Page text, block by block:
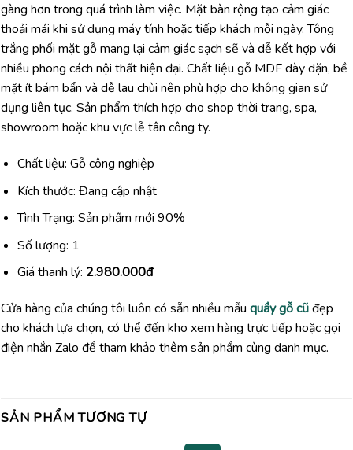
gàng hơn trong quá trình làm việc. Mặt bàn rộng tạo cảm giác
thoải mái khi sử dụng máy tính hoặc tiếp khách mỗi ngày. Tông
trắng phối mặt gỗ mang lại cảm giác sạch sẽ và dễ kết hợp với
nhiều phong cách nội thất hiện đại. Chất liệu gỗ MDF dày dặn, bề
mặt ít bám bẩn và dễ lau chùi nên phù hợp cho không gian sử
dụng liên tục. Sản phẩm thích hợp cho shop thời trang, spa,
showroom hoặc khu vực lễ tân công ty.
Chất liệu: Gỗ công nghiệp
Kích thước: Đang cập nhật
Tình Trạng: Sản phẩm mới 90%
Số lượng: 1
Giá thanh lý: 2.980.000đ
Cửa hàng của chúng tôi luôn có sẵn nhiều mẫu quầy gỗ cũđẹp
cho khách lựa chọn, có thể đến kho xem hàng trực tiếp hoặc gọi
điện nhắn Zalo để tham khảo thêm sản phẩm cùng danh mục.
SẢN PHẨM TƯƠNG TỰ